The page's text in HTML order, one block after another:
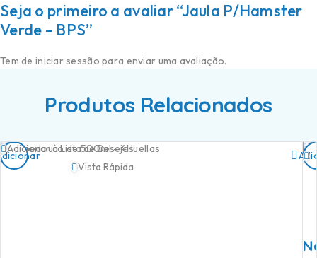
Seja o primeiro a avaliar “Jaula P/Hamster
Verde – BPS”
Tem de iniciar sessão para enviar uma avaliação.
Produtos Relacionados
Adicionar à Lista de Desejos
Vista Rápida